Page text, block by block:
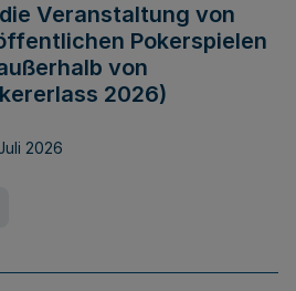
Veranstaltung von
Pokerspielen
von
2026)
2026